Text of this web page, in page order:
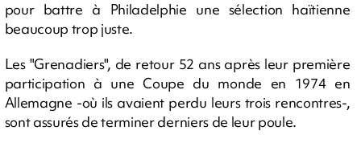
pour battre à Philadelphie une sélection haïtienne
beaucoup trop juste.
Les "Grenadiers", de retour 52 ans après leur première
participation à une Coupe du monde en 1974 en
Allemagne -où ils avaient perdu leurs trois rencontres-,
sont assurés de terminer derniers de leur poule.